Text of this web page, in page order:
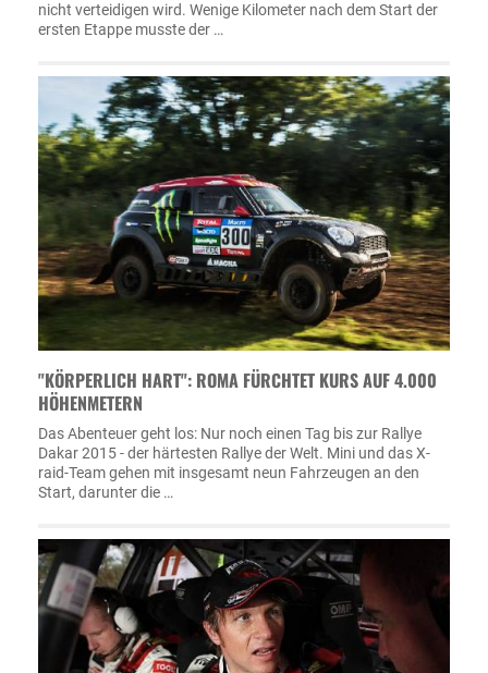
nicht verteidigen wird. Wenige Kilometer nach dem Start der
ersten Etappe musste der …
"KÖRPERLICH HART": ROMA FÜRCHTET KURS AUF 4.000
HÖHENMETERN
Das Abenteuer geht los: Nur noch einen Tag bis zur Rallye
Dakar 2015 - der härtesten Rallye der Welt. Mini und das X-
raid-Team gehen mit insgesamt neun Fahrzeugen an den
Start, darunter die …